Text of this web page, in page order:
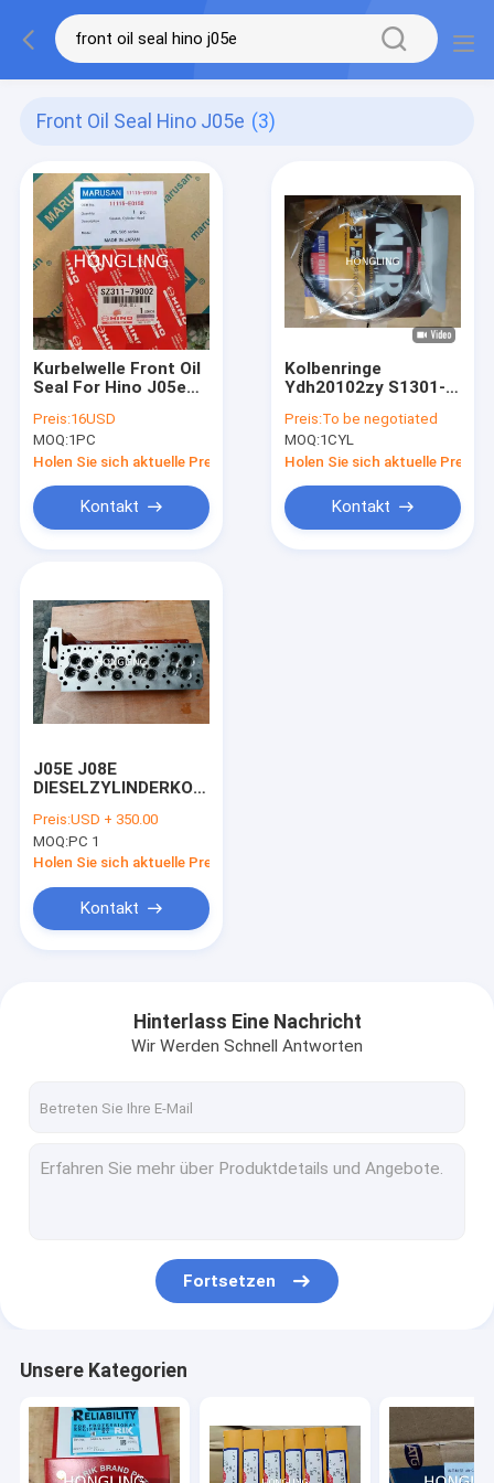
Front Oil Seal Hino J05e (3)
Kurbelwelle Front Oil
Seal For Hino J05e
Sz311-79002 9828-
79103 Bz4820
Preis:16USD
MOQ:1PC
Holen Sie sich aktuelle Preis
Kontakt
Kolbenringe
Ydh20102zy S1301-
S1301-E0150 Hino
J05e J08e NPR
Preis:To be negotiated
MOQ:1CYL
Holen Sie sich aktuelle Preis
Kontakt
J05E J08E
DIESELZYLINDERKOPF-
BAGGER-
MASCHINENTEIL-
11101E0541
Preis:USD + 350.00
MOQ:PC 1
Holen Sie sich aktuelle Preis
Kontakt
Hinterlass Eine Nachricht
Wir Werden Schnell Antworten
Fortsetzen
Unsere Kategorien